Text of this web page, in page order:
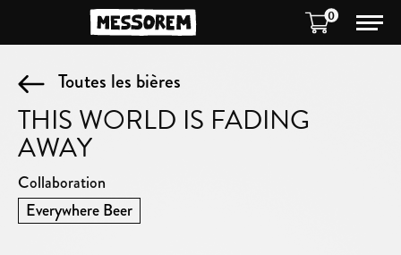
0
Toutes les bières
THIS WORLD IS FADING
AWAY
Collaboration
Everywhere Beer